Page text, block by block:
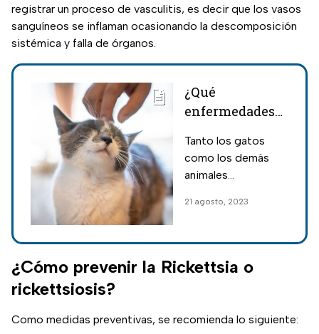
registrar un proceso de vasculitis, es decir que los vasos
sanguíneos se inflaman ocasionando la descomposición
sistémica y falla de órganos.
¿Qué
enfermedades
transmitir los
gatos a sus
Tanto los gatos
como los demás
animales
ser portadores de
hongos, por ello es
recomendable que
le realices chequeos
21 agosto, 2023
¿Cómo prevenir la Rickettsia o
rickettsiosis?
Como medidas preventivas, se recomienda lo siguiente: